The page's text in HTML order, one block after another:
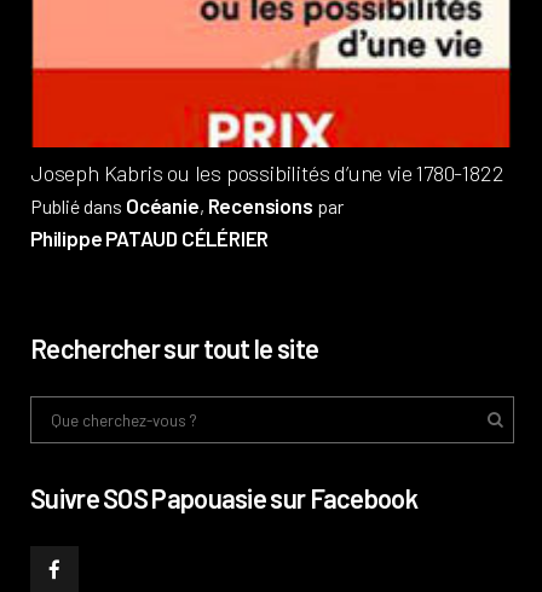
Joseph Kabris ou les possibilités d’une vie 1780-1822
Publié dans Océanie, Recensions par
Philippe PATAUD CÉLÉRIER
Rechercher sur tout le site
Suivre SOS Papouasie sur Facebook